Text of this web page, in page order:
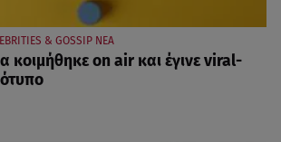
& GOSSIP ΝΕΑ
κοιμήθηκε on air και έγινε viral-